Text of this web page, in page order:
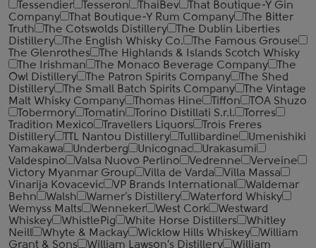
Tessendier
Tesseron ThaiBev
That Boutique-Y Gin
Company
That Boutique-Y Rum Company
The Bitter
Truth
The Cotswolds Distillery
The Dublin Liberties
Distillery
The English Whisky Co.
The Famous Grouse
The Glenrothes
The Highlands & Islands Scotch Whisky
The Irishman
The Monaco Beverage Company
The
Owl Distillery
The Patron Spirits Company
The Shed
Distillery
The Small Batch Spirits Company
The Vintage
Malt Whisky Company
Thomas Hine Tiffon
TOA Shuzo
Tobermory
Tomatin Torino Distillati S.r.l.
Torres
Tradition Mexico
Travellers Liquors
Trois Freres
Distillery
TTL Nantou Distillery Tullibardine
Umenishiki
Yamakawa
Underberg Unicognac
Urakasumi
Valdespino
Valsa Nuovo Perlino Vedrenne
Verveine
Victory Myanmar Group
Villa de Varda
Villa Massa
Vinarija Kovacevic
VP Brands International
Waldemar
Behn
Walsh Warner's Distillery
Waterford Whisky
Wemyss Malts
Wenneker West Cork
Westward
Whiskey
WhistlePig White Horse Distillers
Whitley
Neill
Whyte & Mackay Wicklow Hills Whiskey
William
Grant & Sons
William Lawson's Distillery
William